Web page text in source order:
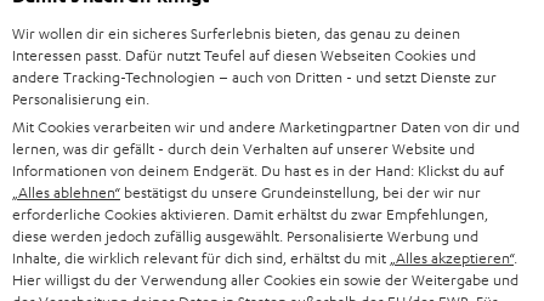
e
u
e
n
T
a
b
ö
8 Wochen Rückgaberecht
Direkt vom Hersteller
7 Teufel Shops
Audio-Lexikon
Ratgeber
Wissen
Inside
Entertainment
Shop
Im neuen Tab öffnen
Wir wollen dir ein sicheres Surferlebnis bieten, das genau zu deinen
Interessen passt. Dafür nutzt Teufel auf diesen Webseiten Cookies und
andere Tracking-Technologien – auch von Dritten - und setzt Dienste zur
Personalisierung ein.
Mit Cookies verarbeiten wir und andere Marketingpartner Daten von dir und
lernen, was dir gefällt - durch dein Verhalten auf unserer Website und
Informationen von deinem Endgerät. Du hast es in der Hand: Klickst du auf
„Alles ablehnen“ bestätigst du unsere Grundeinstellung, bei der wir nur
erforderliche Cookies aktivieren. Damit erhältst du zwar Empfehlungen,
diese werden jedoch zufällig ausgewählt. Personalisierte Werbung und
Inhalte, die wirklich relevant für dich sind, erhältst du mit „Alles akzeptieren“.
Hier willigst du der Verwendung aller Cookies ein sowie der Weitergabe und